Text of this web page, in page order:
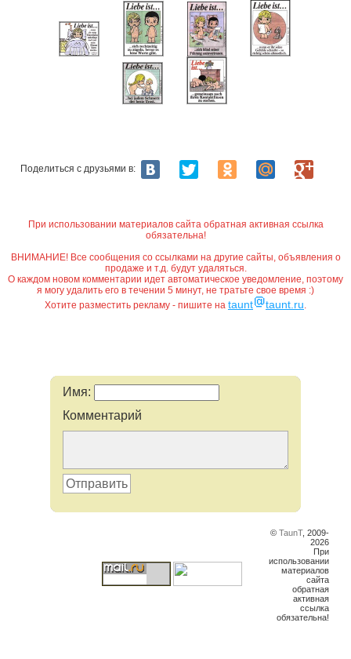
Поделиться с друзьями в:
При использовании материалов сайта обратная активная ссылка
обязательна!
ВНИМАНИЕ! Все сообщения со ссылками на другие сайты, объявления о
продаже и т.д. будут удаляться.
О каждом новом комментарии идет автоматическое уведомление, поэтому
я могу удалить его в течении 5 минут, не тратьте свое время :)
Хотите разместить рекламу - пишите на taunt taunt.ru
Имя:
Комментарий
Отправить
© TaunT, 2009-
2026
При
использовании
материалов
сайта
обратная
активная
ссылка
обязательна!